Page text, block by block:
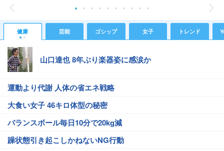
健康 芸能 ゴシップ 女子 トレンド
山口達也 8年ぶり楽器姿に感涙か
運動より代謝 人体の省エネ戦略
大食い女子 46キロ体型の秘密
バランスボール毎日10分で20kg減
躁状態引き起こしかねないNG行動